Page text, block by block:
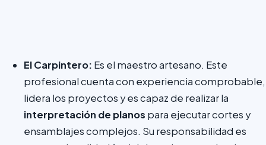
El Carpintero: Es el maestro artesano. Este
profesional cuenta con experiencia comprobable,
lidera los proyectos y es capaz de realizar la
interpretación de planos para ejecutar cortes y
ensamblajes complejos. Su responsabilidad es